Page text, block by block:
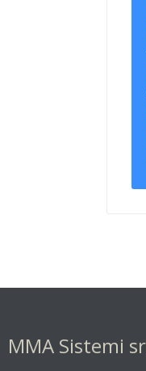
MMA Sistemi